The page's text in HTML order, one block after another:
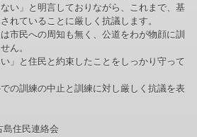
い」と明言しておりながら、これまで、基
れていることに厳しく抗議します。
市民への周知も無く、公道をわが物顔に訓
ん。
」と住民と約束したことをしっかり守って
の訓練の中止と訓練に対し厳しく抗議を表
島住民連絡会